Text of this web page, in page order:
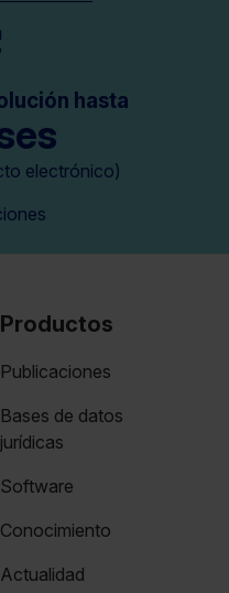
hasta
electrónico)
Productos
Publicaciones
Bases de datos
jurídicas
Software
Conocimiento
Actualidad